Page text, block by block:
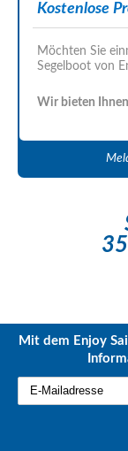
Kostenlose
Möchten Sie
Segelboot von
Wir bieten
Mit dem Enjoy